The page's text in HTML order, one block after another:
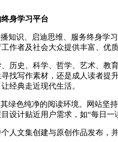
身学习平台
知识、启迪思维、服务终身学
作者及社会大众提供丰富、优
历史、科学、哲学、艺术、教
找写作素材，还是成人读者提
经典走近现代生活。
绿色纯净的阅读环境。网站坚
设计贴近用户需求，如“每日一
人文集创建与原创作品发布，